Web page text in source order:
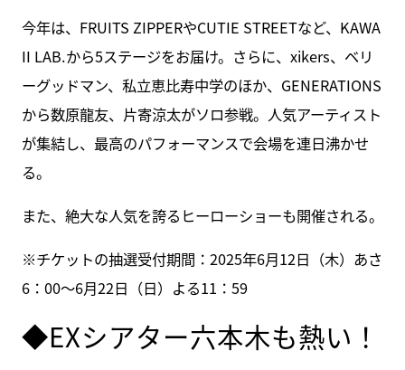
今年は、FRUITS ZIPPERやCUTIE STREETなど、KAWA
II LAB.から5ステージをお届け。さらに、xikers、ベリ
ーグッドマン、私立恵比寿中学のほか、GENERATIONS
から数原龍友、片寄涼太がソロ参戦。人気アーティスト
が集結し、最高のパフォーマンスで会場を連日沸かせ
る。
また、絶大な人気を誇るヒーローショーも開催される。
※チケットの抽選受付期間：2025年6月12日（木）あさ
6：00～6月22日（日）よる11：59
◆EXシアター六本木も熱い！